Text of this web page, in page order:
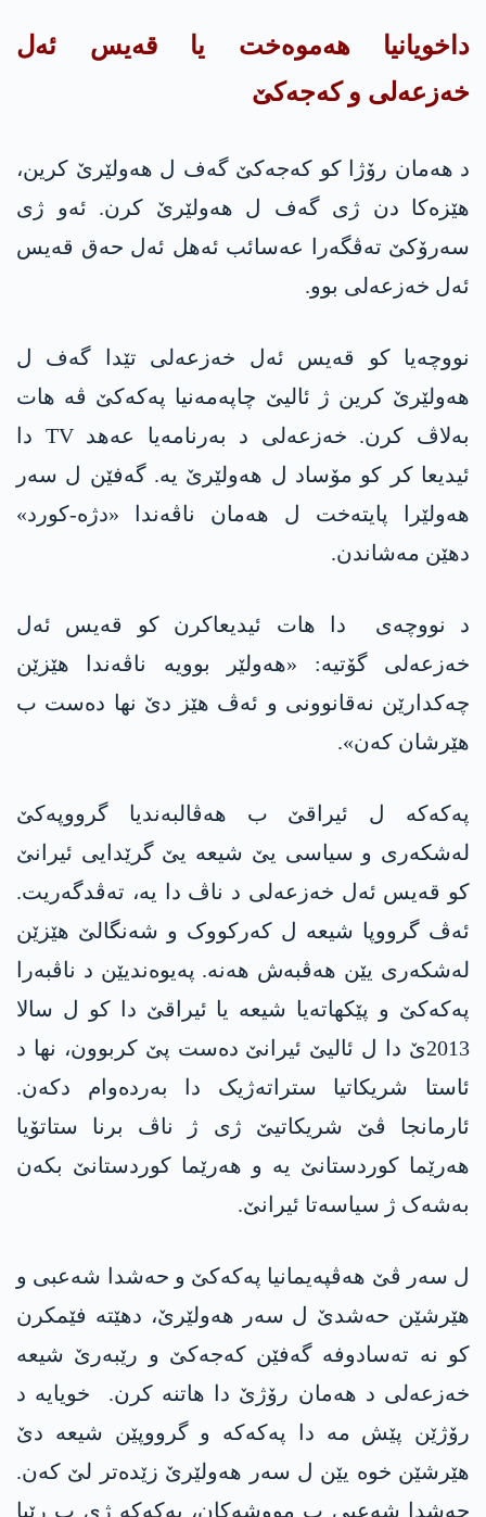
داخویانیا هه‌موه‌خت یا قەیس ئەل
خه‌زعه‌لی و كه‌جه‌كێ
د هەمان رۆژا کو كه‌جه‌كێ گەف ل هەولێرێ كرین،
هێزەکا دن ژی گەف ل هەولێرێ كرن. ئه‌و ژی
سەرۆکێ تەڤگەرا عه‌سائب ئەهل ئەل حەق قەیس
ئەل خه‌زعه‌لی بوو.
نووچەیا کو قەیس ئەل خه‌زعه‌لی تێدا گەف ل
هه‌ولێرێ كرین ژ ئالیێ چاپەمەنیا په‌كه‌كێ ڤە هات
به‌لاڤ كرن. خه‌زعه‌لی د بەرنامەیا عه‌هد TV دا
ئیدیعا کر کو مۆساد ل هەولێرێ یە. گەفێن ل سەر
هەولێرا پایتەخت ل هەمان ناڤەندا «دژە-کورد»
دهێن مەشاندن.
د نووچەی دا هات ئیدیعاکرن کو قەیس ئەل
خه‌زعه‌لی گۆتیە: «هەولێر بوویە ناڤەندا هێزێن
چەکدارێن نەقانوونی و ئەڤ هێز دێ نها دەست ب
هێرشان كه‌ن».
په‌كه‌كه‌ ل ئیراقێ ب هەڤالبەندیا گرووپەکێ
لەشکەری و سیاسی یێ شیعه‌ یێ گرێدایی ئیرانێ
کو قەیس ئەل خه‌زعه‌لی د ناڤ دا یە، تەڤدگەریت.
ئەڤ گرووپا شیعه‌ ل کەرکووک و شەنگالێ هێزێن
لەشکەری یێن هەڤبەش هەنە. پەیوەندیێن د ناڤبەرا
په‌كه‌كێ و پێکهاتەیا شیعه‌ یا ئیراقێ دا کو ل سالا
2013ێ دا ل ئالیێ ئیرانێ دەست پێ کربوون، نها د
ئاستا شریکاتیا ستراتەژیک دا بەردەوام دکەن.
ئارمانجا ڤێ شریکاتیێ ژی ژ ناڤ برنا ستاتۆیا
هەرێما کوردستانێ یه‌ و هەرێما کوردستانێ بکەن
بەشەک ژ سیاسەتا ئیرانێ.
ل سەر ڤێ هەڤپەیمانیا په‌كه‌كێ و حه‌شدا شه‌عبی و
هێرشێن حه‌شدێ ل سەر هەولێرێ، دهێته‌ فێمکرن
کو نە تەسادوفە گەفێن كه‌جه‌كێ و رێبەرێ شیعه‌
خه‌زعه‌لی د هەمان رۆژێ دا هاتنه‌ كرن. خویایە د
رۆژێن پێش مه‌ دا په‌كه‌كه‌ و گرووپێن شیعه‌ دێ
هێرشێن خوە یێن ل سەر هەولێرێ زێدەتر لێ كه‌ن.
حەشدا شەعبی ب مووشەکان، په‌كه‌كه‌ ژی ب رێیا